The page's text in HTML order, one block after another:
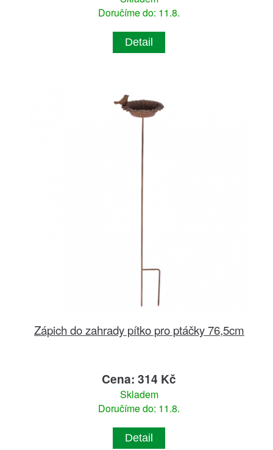
Doručíme do: 11.8.
Detail
Zápich do zahrady pítko pro ptáčky 76,5cm
Cena: 314 Kč
Skladem
Doručíme do: 11.8.
Detail